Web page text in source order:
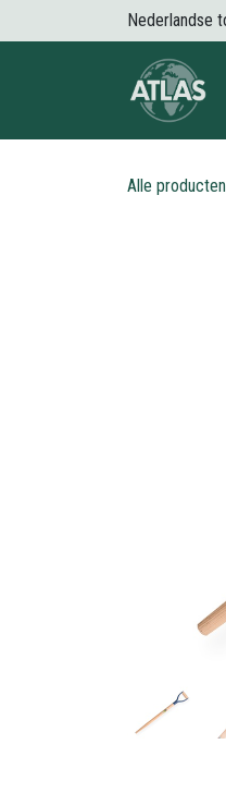
Overslaan naar inhoudNederlandse
Alle producten